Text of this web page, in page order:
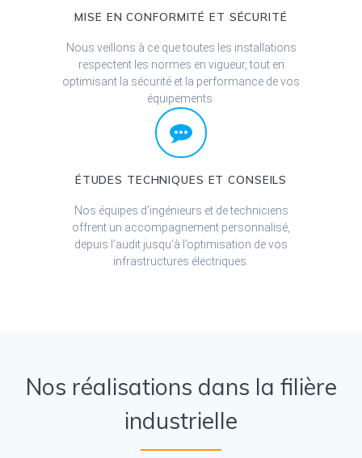
MISE EN CONFORMITÉ ET SÉCURITÉ
Nous veillons à ce que toutes les installations
respectent les normes en vigueur, tout en
optimisant la sécurité et la performance de vos
équipements.
ÉTUDES TECHNIQUES ET CONSEILS
Nos équipes d’ingénieurs et de techniciens
offrent un accompagnement personnalisé,
depuis l’audit jusqu’à l’optimisation de vos
infrastructures électriques.
Nos réalisations dans la filière
industrielle